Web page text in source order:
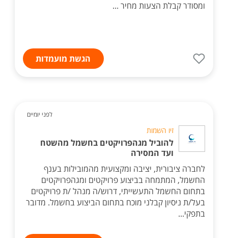
ומסודר קבלת הצעות מחיר ...
הגשת מועמדות
לפני יומיים
זיו השמות
להוביל מגהפרויקטים בחשמל מהשטח
ועד המסירה
לחברה ציבורית, יציבה ומקצועית מהמובילות בענף
החשמל, המתמחה בביצוע פרויקטים ומגהפרויקטים
בתחום החשמל התעשייתי, דרוש/ה מנהל /ת פרויקטים
בעל/ת ניסיון קבלני מוכח בתחום הביצוע בחשמל. מדובר
בתפקי...